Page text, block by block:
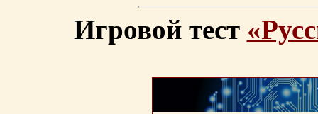
Игровой тест